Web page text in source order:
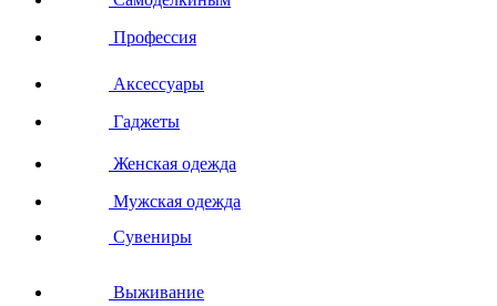
Профессия
Аксессуары
Гаджеты
Женская одежда
Мужская одежда
Сувениры
Выживание